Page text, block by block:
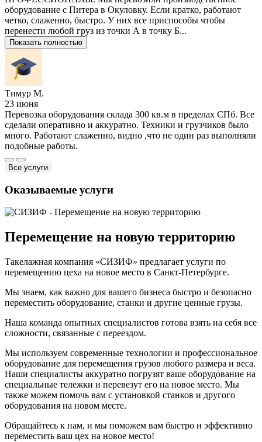
оборудование с Питера в Окуловку. Если кратко, работают
четко, слаженно, быстро. У них все приспособы чтобы
перенести любой груз из точки А в точку Б...
Показать полностью
Тимур М.
23 июня
Перевозка оборудования склада 300 кв.м в пределах СПб. Все
сделали оперативно и аккуратно. Техники и грузчиков было
много. Работают слаженно, видно ,что не один раз выполняли
подобные работы.
Все услуги
Оказываемые услуги
Перемещение на новую территорию
Такелажная компания «СИЗИФ» предлагает услуги по
перемещению цеха на новое место в Санкт-Петербурге.
Мы знаем, как важно для вашего бизнеса быстро и безопасно
переместить оборудование, станки и другие ценные грузы.
Наша команда опытных специалистов готова взять на себя все
сложности, связанные с переездом.
Мы используем современные технологии и профессиональное
оборудование для перемещения грузов любого размера и веса.
Наши специалисты аккуратно погрузят ваше оборудование на
специальные тележки и перевезут его на новое место. Мы
также можем помочь вам с установкой станков и другого
оборудования на новом месте.
Обращайтесь к нам, и мы поможем вам быстро и эффективно
переместить ваш цех на новое место!